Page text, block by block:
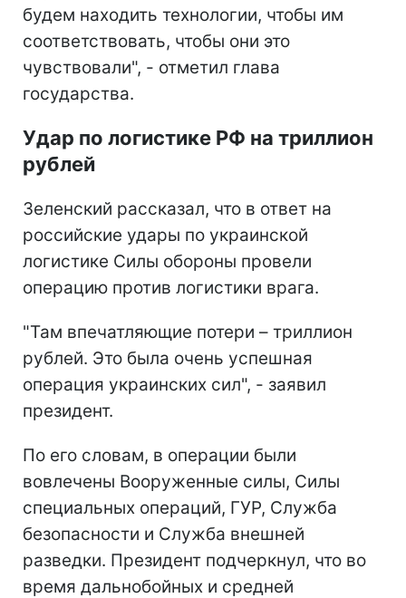
будем находить технологии, чтобы им
соответствовать, чтобы они это
чувствовали", - отметил глава
государства.
Удар по логистике РФ на триллион
рублей
Зеленский рассказал, что в ответ на
российские удары по украинской
логистике Силы обороны провели
операцию против логистики врага.
"Там впечатляющие потери – триллион
рублей. Это была очень успешная
операция украинских сил", - заявил
президент.
По его словам, в операции были
вовлечены Вооруженные силы, Силы
специальных операций, ГУР, Служба
безопасности и Служба внешней
разведки. Президент подчеркнул, что во
время дальнобойных и средней